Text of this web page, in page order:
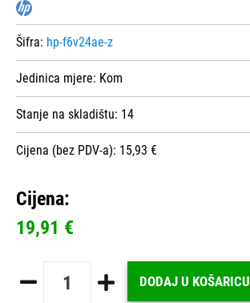
Šifra: hp-f6v24ae-z
Jedinica mjere: Kom
Stanje na skladištu: 14
Cijena (bez PDV-a): 15,93 €
Cijena:
19,91 €
DODAJ U KOŠARICU